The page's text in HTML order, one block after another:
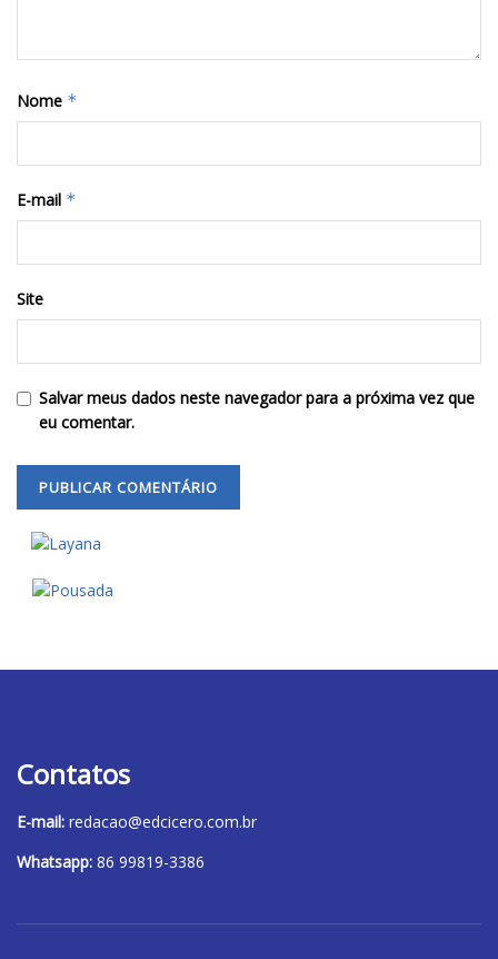
Nome *
E-mail *
Site
Salvar meus dados neste navegador para a próxima vez que
eu comentar.
Contatos
E-mail: redacao@edcicero.com.br
Whatsapp: 86 99819-3386